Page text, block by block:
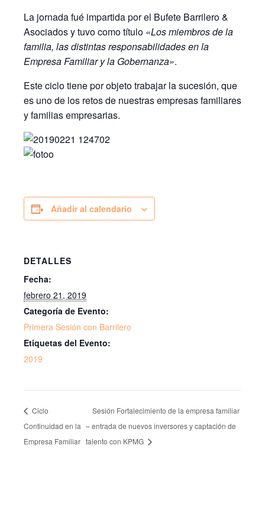
La jornada fué impartida por el Bufete Barrilero &
Asociados y tuvo como título «Los miembros de la
familia, las distintas responsabilidades en la
Empresa Familiar y la Gobernanza».
Este ciclo tiene por objeto trabajar la sucesión, que
es uno de los retos de nuestras empresas familiares
y familias empresarias.
Añadir al calendario
DETALLES
Fecha:
febrero 21, 2019
Categoría de Evento:
Primera Sesión con Barrilero
Etiquetas del Evento:
2019
Ciclo
Continuidad en la
Empresa Familiar
Sesión Fortalecimiento de la empresa familiar
– entrada de nuevos inversores y captación de
talento con KPMG